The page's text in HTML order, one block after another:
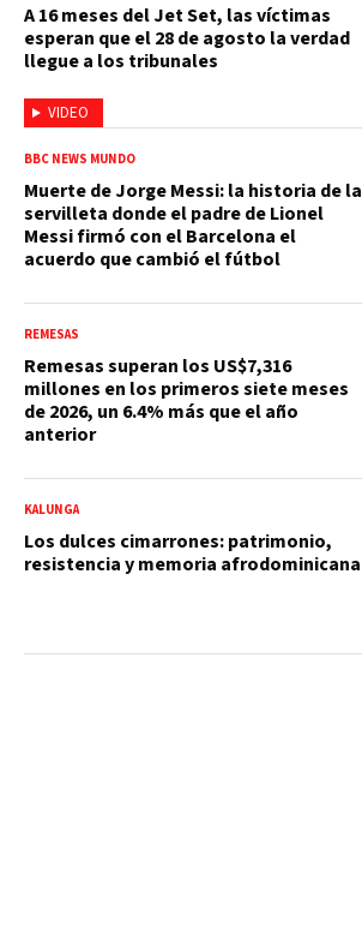
VIDEO
A 16 meses del Jet Set, las víctimas
esperan que el 28 de agosto la verdad
llegue a los tribunales
BBC NEWS MUNDO
Muerte de Jorge Messi: la historia de la
servilleta donde el padre de Lionel
Messi firmó con el Barcelona el
acuerdo que cambió el fútbol
REMESAS
Remesas superan los US$7,316
millones en los primeros siete meses
de 2026, un 6.4% más que el año
anterior
KALUNGA
Los dulces cimarrones: patrimonio,
resistencia y memoria afrodominicana